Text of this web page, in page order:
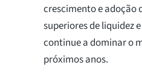
crescimento e adoção
superiores de liquidez
continue a dominar o
próximos anos.